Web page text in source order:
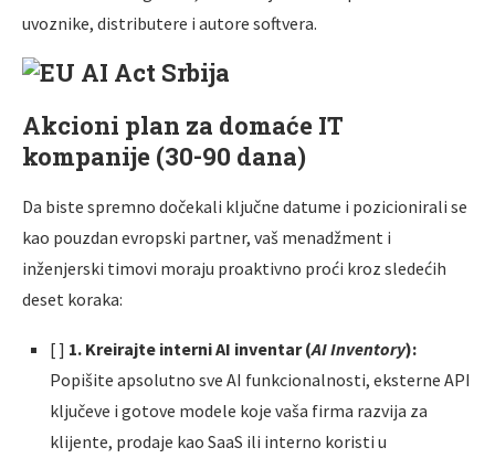
uvoznike, distributere i autore softvera.
Akcioni plan za domaće IT
kompanije (30-90 dana)
Da biste spremno dočekali ključne datume i pozicionirali se
kao pouzdan evropski partner, vaš menadžment i
inženjerski timovi moraju proaktivno proći kroz sledećih
deset koraka:
[ ] 1. Kreirajte interni AI inventar (AI Inventory):
Popišite apsolutno sve AI funkcionalnosti, eksterne API
ključeve i gotove modele koje vaša firma razvija za
klijente, prodaje kao SaaS ili interno koristi u